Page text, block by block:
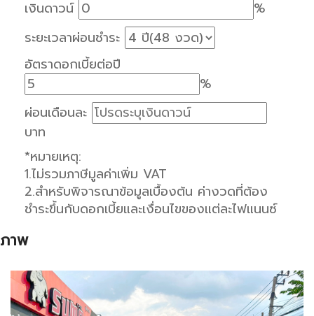
เงินดาวน์
%
ระยะเวลาผ่อนชำระ
อัตราดอกเบี้ยต่อปี
%
ผ่อนเดือนละ
บาท
*หมายเหตุ:
1.ไม่รวมภาษีมูลค่าเพิ่ม VAT
2.สำหรับพิจารณาข้อมูลเบื้องต้น ค่างวดที่ต้อง
ชำระขึ้นกับดอกเบี้ยและเงื่อนไขของแต่ละไฟแนนซ์
ภาพ